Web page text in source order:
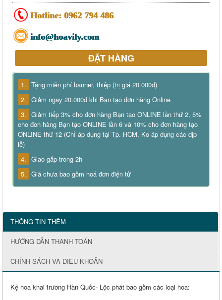
Hotline: 0962 794 486
info@hoavily.com
ĐẶT HÀNG
1. Tặng miễn phí banner, thiệp (trị giá 20.000đ)
2. Giảm ngay 20.000đ khi Bạn tạo đơn hàng Online
3. Giảm tiếp 3% cho đơn hàng Bạn tạo ONLINE lần thứ 2, 5%
cho đơn hàng Bạn tạo ONLINE lần 6 và 10% cho đơn hàng tạo
ONLINE thứ 12 (Chỉ áp dụng tại Tp. HCM, Ko áp dụng các dịp
lễ)
4. Giao gấp trong 2h
5. Giá chưa bao gồm hoá đơn điện tử
THÔNG TIN THÊM
HƯỚNG DẪN THANH TOÁN
CHÍNH SÁCH VÀ ĐIỀU KHOẢN
Kệ hoa khai trương Hàn Quốc- Lộc phát bao gồm các loại hoa: